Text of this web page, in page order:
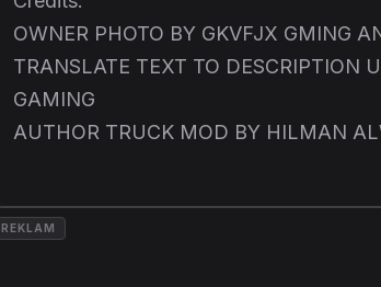
OWNER PHOTO BY GKVFJX GMING
TRANSLATE TEXT TO DESCRIPTION
GAMING
AUTHOR TRUCK MOD BY HILMAN
REKLAM